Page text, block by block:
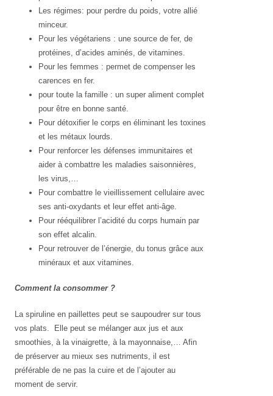
Les régimes: pour perdre du poids, votre allié
minceur.
Pour les végétariens : une source de fer, de
protéines, d’acides aminés, de vitamines.
Pour les femmes : permet de compenser les
carences en fer.
pour toute la famille : un super aliment complet
pour être en bonne santé.
Pour détoxifier le corps en éliminant les toxines
et les métaux lourds.
Pour renforcer les défenses immunitaires et
aider à combattre les maladies saisonnières,
les virus,…
Pour combattre le vieillissement cellulaire avec
ses anti-oxydants et leur effet anti-âge.
Pour rééquilibrer l’acidité du corps humain par
son effet alcalin.
Pour retrouver de l’énergie, du tonus grâce aux
minéraux et aux vitamines.
Comment la consommer ?
La spiruline en paillettes peut se saupoudrer sur tous
vos plats. Elle peut se mélanger aux jus et aux
smoothies, à la vinaigrette, à la mayonnaise,… Afin
de préserver au mieux ses nutriments, il est
préférable de ne pas la cuire et de l’ajouter au
moment de servir.